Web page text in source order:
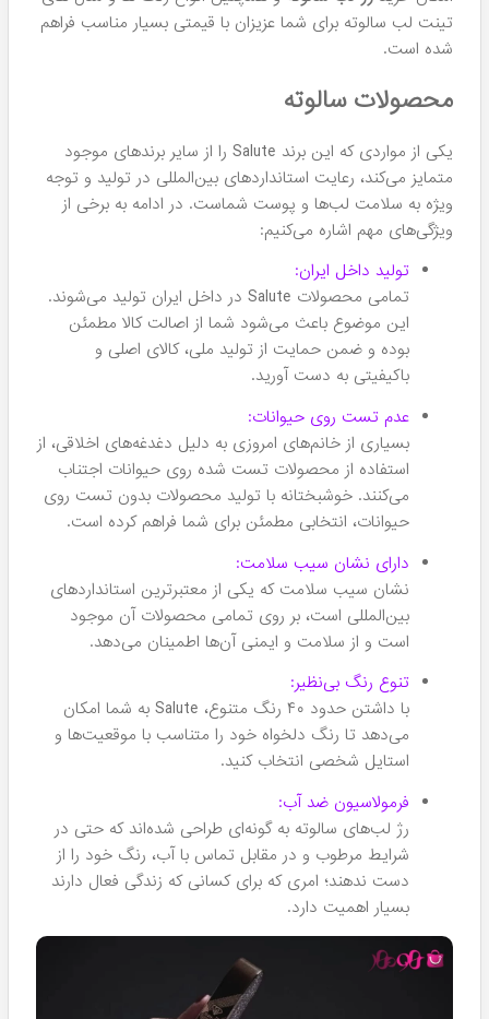
پرفروش ترین!
رژ لب مایع سوپر مات سالوته
Salute شماره 307 (ضد آب)
۸۷۵,۰۰۰
پرفروش ترین!
رژ لب مایع سالوته شماره 312
(ضد آب سوپر مات)
۸۷۵,۰۰۰
شماره 503
۱,۷۲۰,۰۰۰ تومان
شماره 106
۱,۴۶۰,۰۰۰ تومان
کرم پودر مایع سالوته شماره
501